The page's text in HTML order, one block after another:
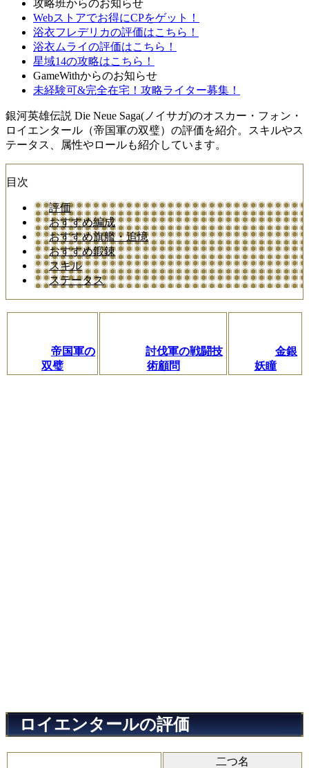
攻略班からのお知らせ
Webストアでお得にCPをゲット！
浴衣フレデリカの評価はこちら！
浴衣ムライの評価はこちら！
星域14の攻略はこちら！
GameWithからのお知らせ
未経験可&完全在宅！攻略ライター募集！
銀河英雄伝説 Die Neue Saga(ノイサガ)のオスカー・フォン・
ロイエンタール（帝国軍の双璧）の評価を紹介。スキルやス
テータス、属性やロールも紹介しています。
目次
評価
おすすめ編成
おすすめ旗艦・追憶
おすすめ鍛錬
スキル
ステータス
帝国軍の
双璧
討伐軍の戦闘技
術顧問
金銀
妖瞳
ロイエンタールの評価
二つ名